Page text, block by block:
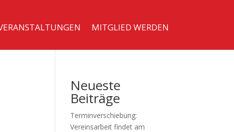
MITGLIED WERDEN
Neueste
Beiträge
Terminverschiebung:
Vereinsarbeit findet am